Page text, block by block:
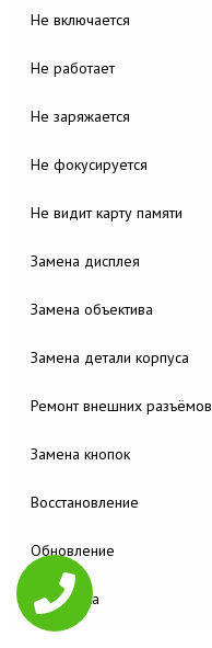
Не включается
Не работает
Не заряжается
Не фокусируется
Не видит карту памяти
Замена дисплея
Замена объектива
Замена детали корпуса
Ремонт внешних разъёмов
Замена кнопок
Восстановление
Обновление
Настройка